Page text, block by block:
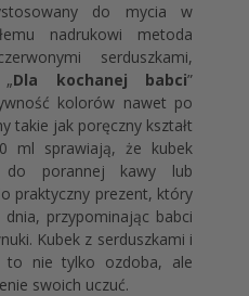
do mycia w
nadrukowi metoda
serduszkami,
Dla kochanej babci”
kolorów nawet po
takie jak poręczny kształt
ml sprawiają, że kubek
do porannej kawy lub
praktyczny prezent, który
przypominając babci
Kubek z serduszkami i
to nie tylko ozdoba, ale
swoich uczuć.